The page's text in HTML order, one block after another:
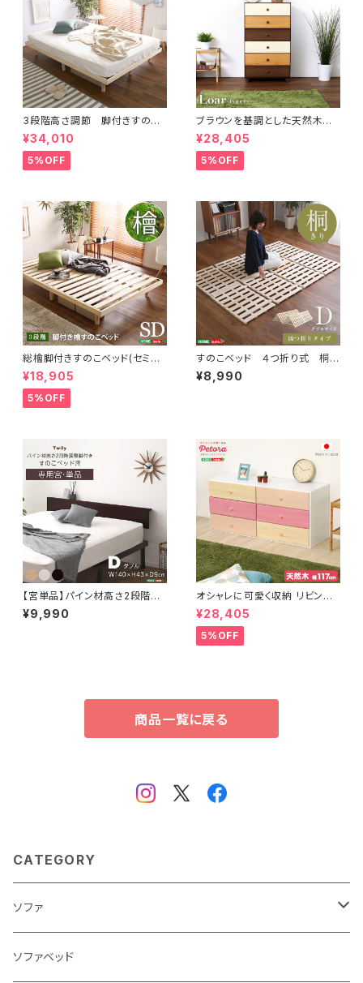
3段階高さ調節 脚付きすのこ
ベッド(ダブル) 【Lilitta-リリッ
タ-】(ポケットコイルロールマット
レス付き) ダブル LPS-HRM
-D
¥34,010
5%OFF
ブラウンを基調とした天然木ハ
イチェスト 6段 幅60cm Loar
シリーズ 日本製・完成品｜Loar
-ロア- type1 SH-08-LR60
¥28,405
5%OFF
総檜脚付きすのこベッド(セミダ
ブル) 【Pierna-ピエルナ-】 L
HK-02SD
¥18,905
5%OFF
すのこベッド ４つ折り式 桐仕
様(ダブル)【Sommeil-ソメイ
ユ-】 KIR-4-D
¥8,990
【宮単品】パイン材高さ2段階調
整脚付きすのこベッド用(ダブル)
HP-02D
¥9,990
オシャレに可愛く収納 リビング
用ワイドチェスト 3段 幅117cm
天然木（桐）日本製｜petora-
ペトラ- SH-08-PTR117
¥28,405
5%OFF
商品一覧に戻る
CATEGORY
ソファ
3人掛け
ソファベッド